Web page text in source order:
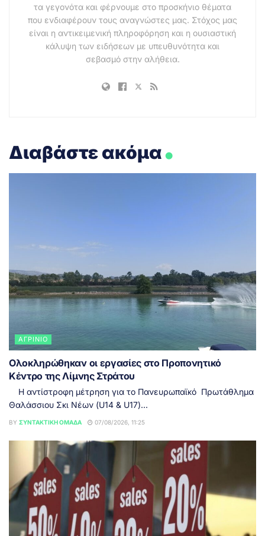
τα γεγονότα και φέρνουμε στο προσκήνιο θέματα
που ενδιαφέρουν τους αναγνώστες μας. Στόχος μας
είναι η αντικειμενική πληροφόρηση και η ουσιαστική
κάλυψη των ειδήσεων με υπευθυνότητα και
σεβασμό στην αλήθεια.
Διαβάστε ακόμα.
ΑΓΡΊΝΙΟ
Ολοκληρώθηκαν οι εργασίες στο Προπονητικό
Κέντρο της Λίμνης Στράτου
Η αντίστροφη μέτρηση για το Πανευρωπαϊκό Πρωτάθλημα
Θαλάσσιου Σκι Νέων (U14 & U17)...
BY ΣΥΝΤΑΚΤΙΚΉ ΟΜΆΔΑ 07/08/2026, 11:25